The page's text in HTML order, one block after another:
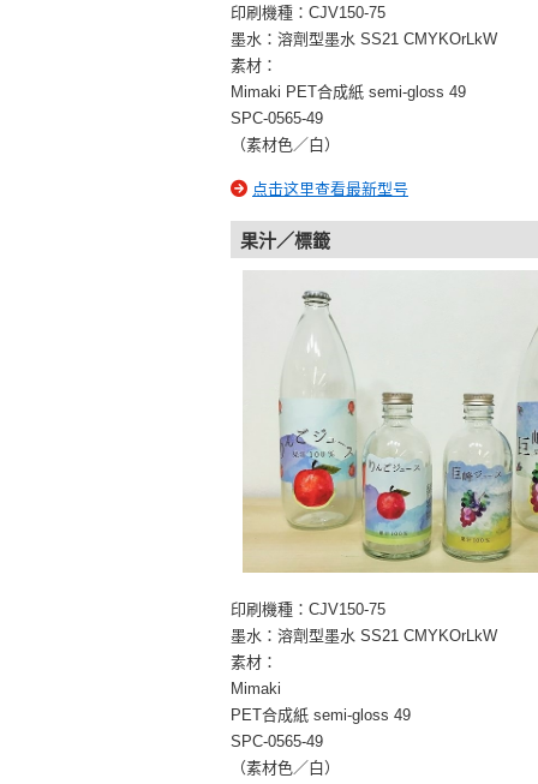
印刷機種：CJV150-75
墨水：溶劑型墨水 SS21 CMYKOrLkW
素材：
Mimaki PET合成紙 semi-gloss 49
SPC-0565-49
（素材色／白）
点击这里查看最新型号
果汁／標籤
印刷機種：CJV150-75
墨水：溶劑型墨水 SS21 CMYKOrLkW
素材：
Mimaki
PET合成紙 semi-gloss 49
SPC-0565-49
（素材色／白）